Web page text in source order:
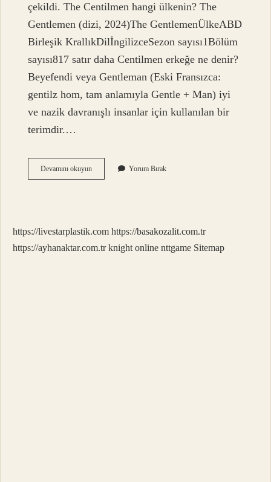
çekildi. The Centilmen hangi ülkenin? The
Gentlemen (dizi, 2024)The GentlemenÜlkeABD
Birleşik KrallıkDilİngilizceSezon sayısı1Bölüm
sayısı817 satır daha Centilmen erkeğe ne denir?
Beyefendi veya Gentleman (Eski Fransızca:
gentilz hom, tam anlamıyla Gentle + Man) iyi
ve nazik davranışlı insanlar için kullanılan bir
terimdir.…
Devamını okuyunThe
American
Yorum Bırak
https://livestarplastik.com https://basakozalit.com.tr
https://ayhanaktar.com.tr knight online nttgame Sitemap